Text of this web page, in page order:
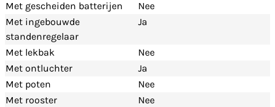
Met gescheiden batterijen
Nee
Met ingebouwde
standenregelaar
Ja
Met lekbak
Nee
Met ontluchter
Ja
Met poten
Nee
Met rooster
Nee